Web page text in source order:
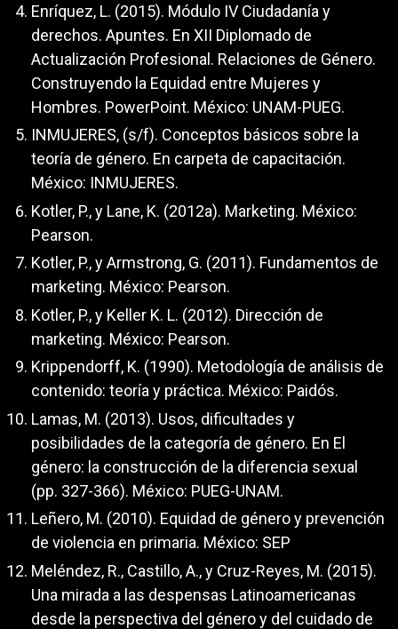
Enríquez, L. (2015). Módulo IV Ciudadanía y
derechos. Apuntes. En XII Diplomado de
Actualización Profesional. Relaciones de Género.
Construyendo la Equidad entre Mujeres y
Hombres. PowerPoint. México: UNAM-PUEG.
INMUJERES, (s/f). Conceptos básicos sobre la
teoría de género. En carpeta de capacitación.
México: INMUJERES.
Kotler, P., y Lane, K. (2012a). Marketing. México:
Pearson.
Kotler, P., y Armstrong, G. (2011). Fundamentos de
marketing. México: Pearson.
Kotler, P., y Keller K. L. (2012). Dirección de
marketing. México: Pearson.
Krippendorff, K. (1990). Metodología de análisis de
contenido: teoría y práctica. México: Paidós.
Lamas, M. (2013). Usos, dificultades y
posibilidades de la categoría de género. En El
género: la construcción de la diferencia sexual
(pp. 327-366). México: PUEG-UNAM.
Leñero, M. (2010). Equidad de género y prevención
de violencia en primaria. México: SEP
Meléndez, R., Castillo, A., y Cruz-Reyes, M. (2015).
Una mirada a las despensas Latinoamericanas
desde la perspectiva del género y del cuidado de